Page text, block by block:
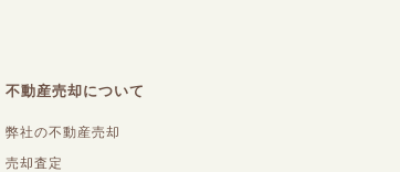
不動産売却について
弊社の不動産売却
売却査定